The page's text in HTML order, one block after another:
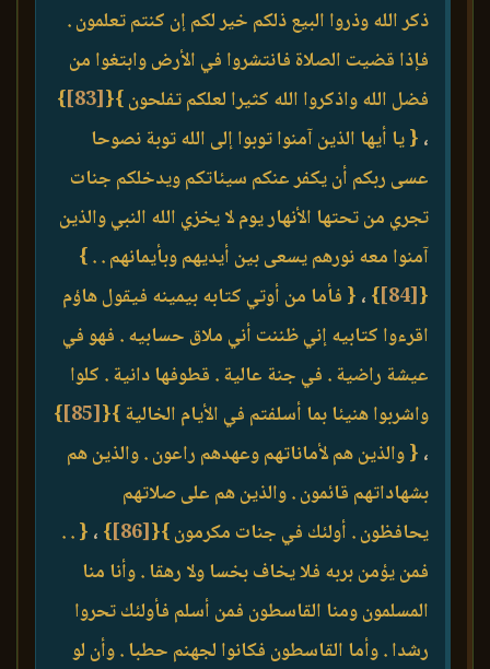
ذكر الله وذروا البيع ذلكم خير لكم إن كنتم تعلمون .
فإذا قضيت الصلاة فانتشروا في الأرض وابتغوا من
فضل الله واذكروا الله كثيرا لعلكم تفلحون }{
[83]
}
، { يا أيها الذين آمنوا توبوا إلى الله توبة نصوحا
عسى ربكم أن يكفر عنكم سيئاتكم ويدخلكم جنات
تجري من تحتها الأنهار يوم لا يخزي الله النبي والذين
آمنوا معه نورهم يسعى بين أيديهم وبأيمانهم . . }
{
[84]
} ، { فأما من أوتي كتابه بيمينه فيقول هاؤم
اقرءوا كتابيه إني ظننت أني ملاق حسابيه . فهو في
عيشة راضية . في جنة عالية . قطوفها دانية . كلوا
واشربوا هنيئا بما أسلفتم في الأيام الخالية }{
[85]
}
، { والذين هم لأماناتهم وعهدهم راعون . والذين هم
بشهاداتهم قائمون . والذين هم على صلاتهم
يحافظون . أولئك في جنات مكرمون }{
[86]
} ، { . .
فمن يؤمن بربه فلا يخاف بخسا ولا رهقا . وأنا منا
المسلمون ومنا القاسطون فمن أسلم فأولئك تحروا
رشدا . وأما القاسطون فكانوا لجهنم حطبا . وأن لو